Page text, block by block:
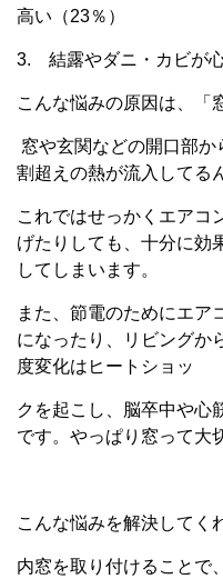
高い（23％）
3. 結露やダニ・カビが心
こんな悩みの原因は、「
窓や玄関などの開口部か
割超えの熱が流入してる
これではせっかくエアコ
げたりしても、十分に効
してしまいます。
また、節電のためにエア
になったり、リビングか
度変化はヒートショッ
クを起こし、脳卒中や心
です。やっぱり窓って大
こんな悩みを解決してく
内窓を取り付けることで